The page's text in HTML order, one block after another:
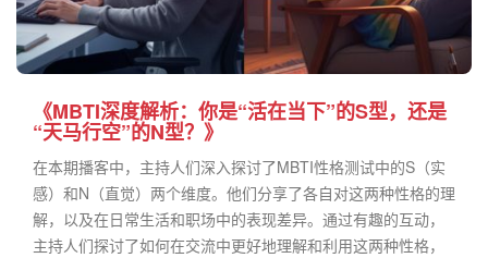
《MBTI深度解析：你是“活在当下”的S型，还是
“天马行空”的N型？》
在本期播客中，主持人们深入探讨了MBTI性格测试中的S（实
感）和N（直觉）两个维度。他们分享了各自对这两种性格的理
解，以及在日常生活和职场中的表现差异。通过有趣的互动，
主持人们探讨了如何在交流中更好地理解和利用这两种性格，